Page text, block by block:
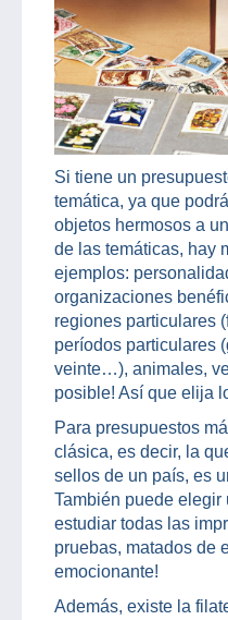
Si tiene un
temática, ya que
objetos hermosos a
de las temáticas, hay
ejemplos:
organizaciones
regiones particulares
períodos particulares
veinte…), animales,
posible! Así que elija
Para presupuestos
clásica, es decir, la
sellos de un país, es
También puede
estudiar todas las
pruebas, matados de
emocionante!
Además, existe la